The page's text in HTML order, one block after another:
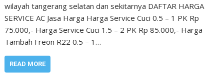
wilayah tangerang selatan dan sekitarnya DAFTAR HARGA
SERVICE AC Jasa Harga Harga Service Cuci 0.5 – 1 PK Rp
75.000,- Harga Service Cuci 1.5 – 2 PK Rp 85.000,- Harga
Tambah Freon R22 0.5 – 1…
READ MORE